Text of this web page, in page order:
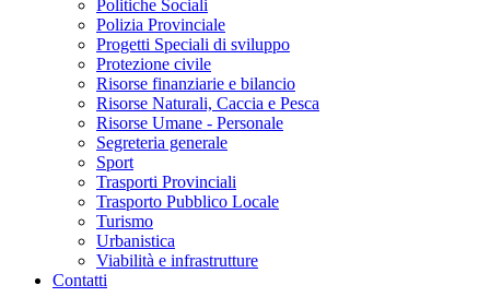
Politiche Sociali
Polizia Provinciale
Progetti Speciali di sviluppo
Protezione civile
Risorse finanziarie e bilancio
Risorse Naturali, Caccia e Pesca
Risorse Umane - Personale
Segreteria generale
Sport
Trasporti Provinciali
Trasporto Pubblico Locale
Turismo
Urbanistica
Viabilità e infrastrutture
Contatti